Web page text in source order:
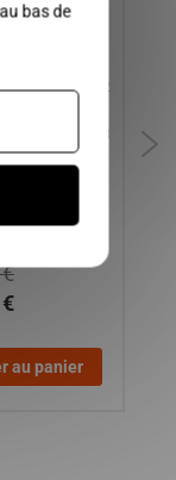
Lombardini dci
: JS50 phase 2
MICROCAR :
DUE / DUE3
au panier
bas de